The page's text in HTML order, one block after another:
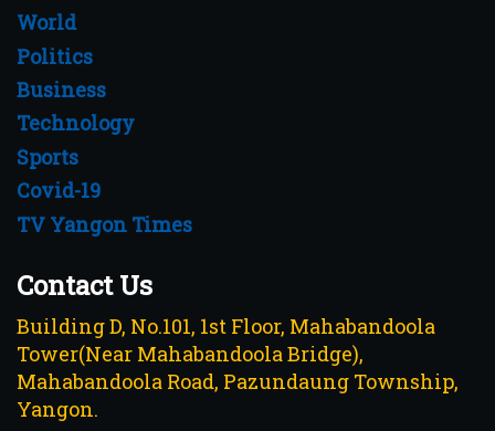
World
Politics
Business
Technology
Sports
Covid-19
TV Yangon Times
Contact Us
Building D, No.101, 1st Floor, Mahabandoola
Tower(Near Mahabandoola Bridge),
Mahabandoola Road, Pazundaung Township,
Yangon.